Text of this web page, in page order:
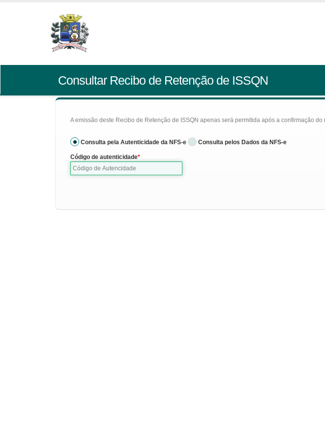
Consultar Recibo de Retenção de ISSQN
A emissão deste Recibo de Retenção de ISSQN apenas será permitida após a confirmação
Consulta pela Autenticidade da NFS-e Consulta pelos Dados da NFS-e
Código de autenticidade